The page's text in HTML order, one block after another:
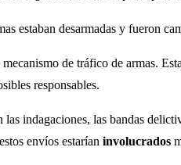
estaban desarmadas y fueron
de tráfico de armas.
responsables.
indagaciones, las bandas
envíos estarían involucrados